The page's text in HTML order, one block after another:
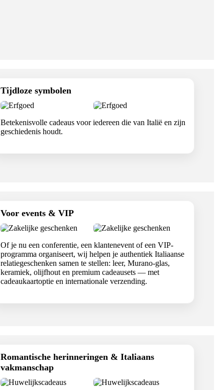
Tijdloze symbolen
Betekenisvolle cadeaus voor iedereen die van Italië en zijn
geschiedenis houdt.
Voor events & VIP
Of je nu een conferentie, een klantenevent of een VIP-
programma organiseert, wij helpen je authentiek Italiaanse
relatiegeschenken samen te stellen: leer, Murano-glas,
keramiek, olijfhout en premium cadeausets — met
cadeaukaartoptie en internationale verzending.
Romantische herinneringen & Italiaans
vakmanschap